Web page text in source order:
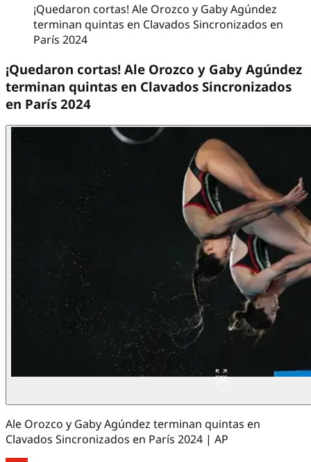
¡Quedaron cortas! Ale Orozco y Gaby Agúndez
terminan quintas en Clavados Sincronizados en
París 2024
¡Quedaron cortas! Ale Orozco y Gaby Agúndez
terminan quintas en Clavados Sincronizados
en París 2024
Ale Orozco y Gaby Agúndez terminan quintas en
Clavados Sincronizados en París 2024 | AP